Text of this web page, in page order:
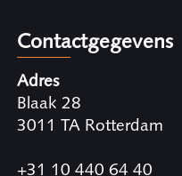
Contactgegevens
Adres
Blaak 28
3011 TA Rotterdam
+31 10 440 64 40